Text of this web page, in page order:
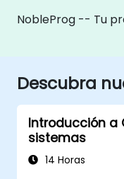
NobleProg -- Tu
Descubra
Introducción a
sistemas
14 Horas